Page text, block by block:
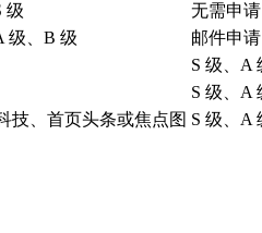
级
无需申请
级、B 级
邮件申请
S 级、A
S 级、A
技、首页头条或焦点图 S 级、A